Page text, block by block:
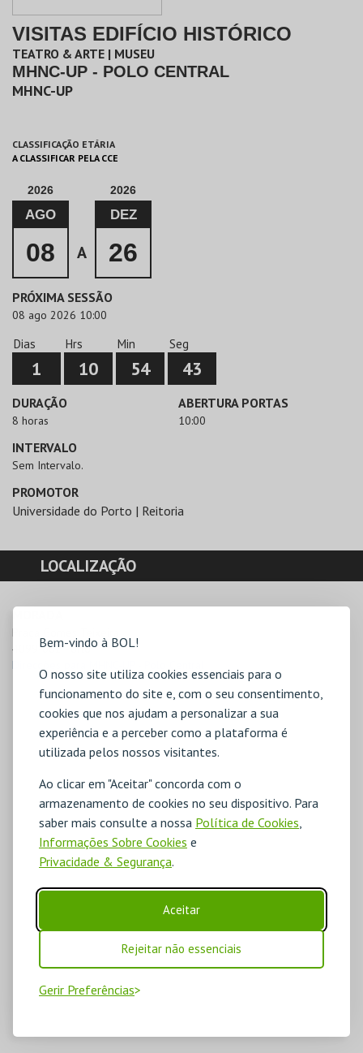
Bem-vindo à BOL!
O nosso site utiliza cookies essenciais para o
funcionamento do site e, com o seu consentimento,
cookies que nos ajudam a personalizar a sua
experiência e a perceber como a plataforma é
utilizada pelos nossos visitantes.
Ao clicar em "Aceitar" concorda com o
armazenamento de cookies no seu dispositivo. Para
saber mais consulte a nossa Política de Cookies,
Informações Sobre Cookies e
Privacidade & Segurança.
Aceitar
Rejeitar não essenciais
Gerir Preferências
VISITAS EDIFÍCIO HISTÓRICO
TEATRO & ARTE | MUSEU
MHNC-UP - POLO CENTRAL
MHNC-UP
CLASSIFICAÇÃO ETÁRIA
A CLASSIFICAR PELA CCE
2026
AGO
08 A
2026
DEZ
26
PRÓXIMA SESSÃO
08 ago 2026 10:00
Dias
1
Hrs
10
Min
54
Seg
43
DURAÇÃO
8 horas
ABERTURA PORTAS
10:00
INTERVALO
Sem Intervalo.
PROMOTOR
Universidade do Porto | Reitoria
LOCALIZAÇÃO
Praça Gomes Teixeira
4099-002 Porto
Direcções para MHNC-UP - Polo Central